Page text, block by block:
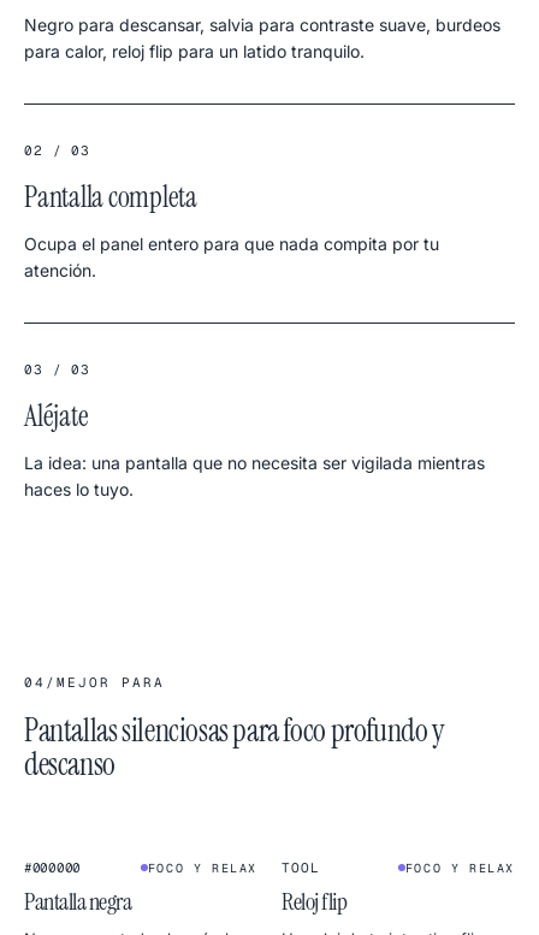
Negro para descansar, salvia para contraste suave, burdeos
para calor, reloj flip para un latido tranquilo.
02 / 03
Pantalla completa
Ocupa el panel entero para que nada compita por tu
atención.
03 / 03
Aléjate
La idea: una pantalla que no necesita ser vigilada mientras
haces lo tuyo.
04 / MEJOR PARA
Pantallas silenciosas para foco profundo y
descanso
★
#000000 FOCO Y RELAX
Pantalla negra
1 5
FLIP CLOCK ★
TOOL FOCO Y RELAX
Reloj flip